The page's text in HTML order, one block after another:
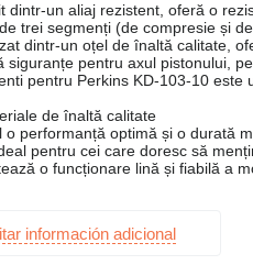
dintr-un aliaj rezistent, oferă o
trei segmenți (de compresie și
dintr-un oțel de înaltă calitate,
siguranțe pentru axul pistonului,
pentru Perkins KD-103-10
de înaltă calitate
o performanță optimă și o durată
pentru cei care doresc să
o funcționare lină și fiabilă a
información adicional